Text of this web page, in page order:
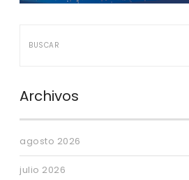
Archivos
agosto 2026
julio 2026